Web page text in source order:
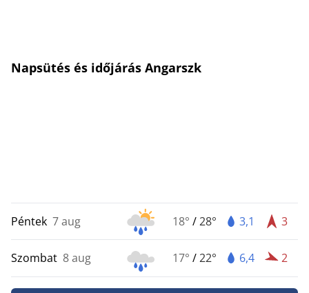
Napsütés és időjárás Angarszk
Péntek 7 aug 18° /28° 3,1 3
Szombat 8 aug 17° /22° 6,4 2